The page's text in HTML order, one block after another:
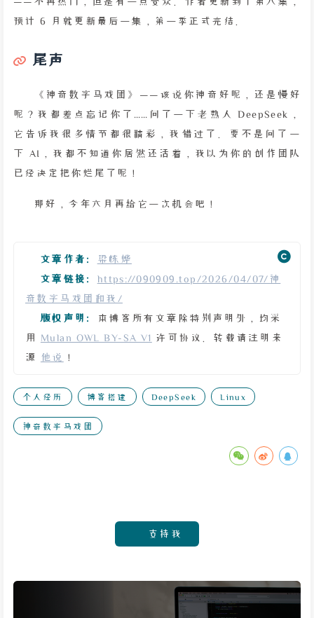
预计 6 月就更新最后一集，第一季正式完结。
尾声
《神奇数字马戏团》——该说你神奇好呢，还是慢好
呢？我都差点忘记你了……问了一下老熟人 DeepSeek，
它告诉我很多情节都很精彩，我错过了。要不是问了一
下 AI，我都不知道你居然还活着，我以为你的创作团队
已经决定把你烂尾了呢！
那好，今年六月再给它一次机会吧！
文章作者:
梁栋烨
文章链接:
https://090909.top/2026/04/07/神
奇数字马戏团和我/
版权声明:
本博客所有文章除特别声明外，均采
用 Mulan OWL BY-SA V1 许可协议。转载请注明来
源 他说 ！
个人经历 博客搭建 DeepSeek Linux
神奇数字马戏团
支持我